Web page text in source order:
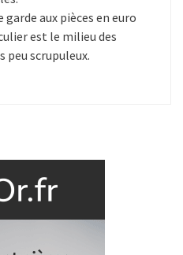
aux pièces en euro
est le milieu des
peu scrupuleux.